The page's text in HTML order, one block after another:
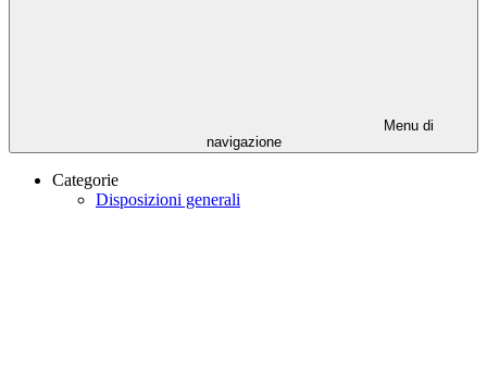
Menu di
navigazione
Categorie
Disposizioni generali